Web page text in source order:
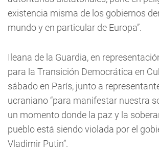
existencia misma de los gobiernos
mundo y en particular de Europa”.
Ileana de la Guardia, en
para la Transición Democrática en
sábado en París, junto a
ucraniano “para manifestar nuestra
un momento donde la paz y la
pueblo está siendo violada por el
Vladimir Putin”.